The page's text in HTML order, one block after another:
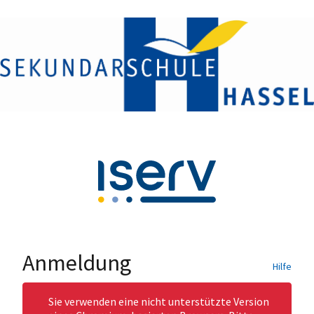
Anmeldung Hilfe
Sie verwenden eine nicht unterstützte Version